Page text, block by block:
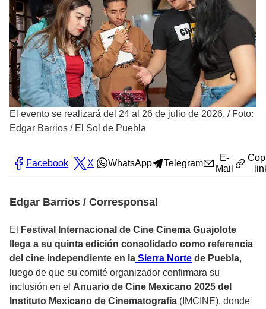
El evento se realizará del 24 al 26 de julio de 2026. / Foto:
Edgar Barrios / El Sol de Puebla
Facebook X WhatsApp Telegram
E-
Mail
Edgar Barrios / Corresponsal
El
Festival Internacional de Cine Cinema Guajolote
llega a su quinta edición consolidado como referencia
del cine independiente en la Sierra Norte de Puebla,
luego de que su comité organizador confirmara su
inclusión en el Anuario de Cine Mexicano 2025 del
Instituto Mexicano de Cinematografía (IMCINE), donde